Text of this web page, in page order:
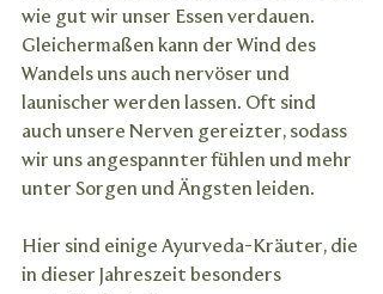
wie gut wir unser Essen verdauen.
Gleichermaßen kann der Wind des
Wandels uns auch nervöser und
launischer werden lassen. Oft sind
auch unsere Nerven gereizter, sodass
wir uns angespannter fühlen und mehr
unter Sorgen und Ängsten leiden.
Hier sind einige Ayurveda-Kräuter, die
in dieser Jahreszeit besonders